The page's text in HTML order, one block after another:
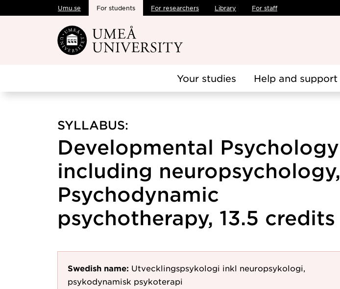
Skip to main content
Umu.se For students For researchers Library For staff
Your studies Help and support
SYLLABUS:
Developmental Psychology
including neuropsychology,
Psychodynamic
psychotherapy, 13.5 credits
Swedish name: Utvecklingspsykologi inkl neuropsykologi,
psykodynamisk psykoterapi